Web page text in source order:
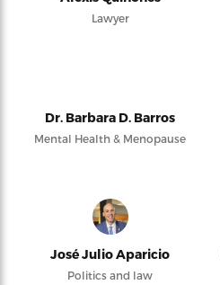
Lawyer
Dr. Barbara D. Barros
Mental Health & Menopause
José Julio Aparicio
Politics and law